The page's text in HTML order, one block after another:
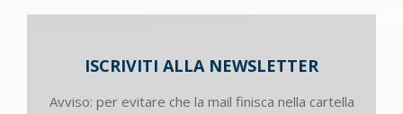
ISCRIVITI ALLA NEWSLETTER
Avviso: per evitare che la mail finisca nella cartella